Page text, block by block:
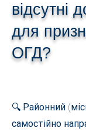
відсутні
для
ОГД?
🔍 Районний
самостійно